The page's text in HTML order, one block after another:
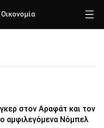
Οικονομία
στον Αραφάτ και τον
αμφιλεγόμενα Νόμπελ